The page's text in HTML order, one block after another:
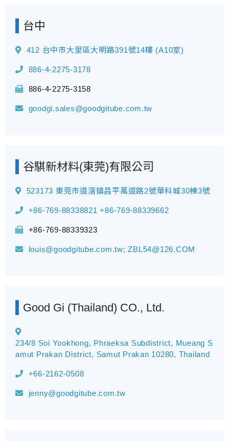
台中
412 台中市大里區大明路391號14樓 (A10室)
886-4-2275-3178
886-4-2275-3158
goodgi.sales@goodgitube.com.tw
谷騏新材料(東莞)有限公司
523173 東莞市道滘鎮昌平萬道路2號華科城30棟3號
+86-769-88338821 +86-769-88339662
+86-769-88339323
louis@goodgitube.com.tw; ZBL54@126.COM
Good Gi (Thailand) CO., Ltd.
234/8 Soi Yookhong, Phraeksa Subdistrict, Mueang S
amut Prakan District, Samut Prakan 10280, Thailand
+66-2162-0508
jenny@goodgitube.com.tw